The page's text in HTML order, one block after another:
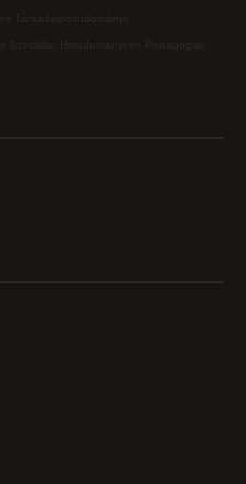
Társadalomtudományi;
Hittudományi és Pedagógiai